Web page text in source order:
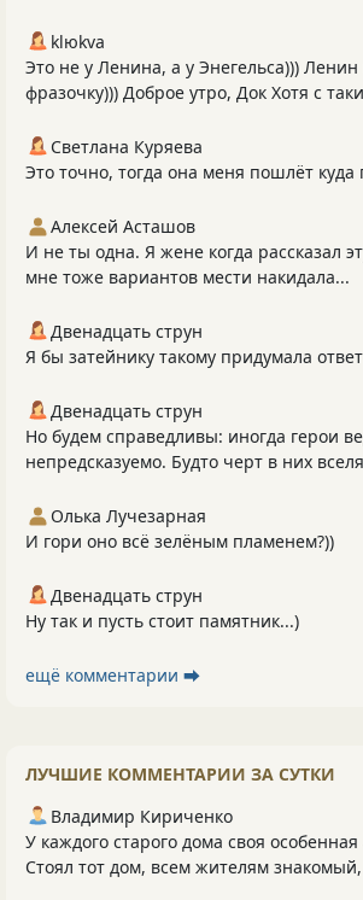
klюkva
Это не у Ленина, а у Энегельса))) Ленин
фразочку))) Доброе утро, Док Хотя с
Светлана Куряева
Это точно, тогда она меня пошлёт
Алексей Асташов
И не ты одна. Я жене когда рассказал
мне тоже вариантов мести накидала...
Двенадцать струн
Я бы затейнику такому придумала
Двенадцать струн
Но будем справедливы: иногда герои
непредсказуемо. Будто черт в них
Олька Лучезарная
И гори оно всё зелёным пламенем?))
Двенадцать струн
Ну так и пусть стоит памятник...)
ещё комментарии ⮕
ЛУЧШИЕ КОММЕНТАРИИ ЗА СУТКИ
Владимир Кириченко
У каждого старого дома своя
Стоял тот дом, всем жителям знакомый,